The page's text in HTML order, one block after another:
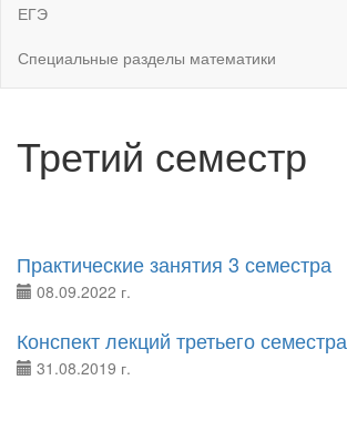
ЕГЭ
Специальные разделы математики
Третий семестр
Практические занятия 3 семестра
08.09.2022 г.
Конспект лекций третьего семестра
31.08.2019 г.